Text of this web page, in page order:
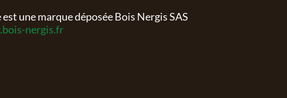
est une marque déposée Bois Nergis SAS
nergis.fr